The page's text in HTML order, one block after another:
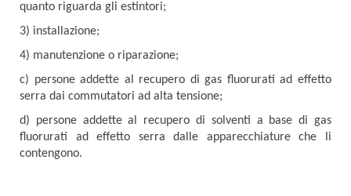
quanto riguarda gli estintori;
3) installazione;
4) manutenzione o riparazione;
c) persone addette al recupero di gas fluorurati ad effetto
serra dai commutatori ad alta tensione;
d) persone addette al recupero di solventi a base di gas
fluorurati ad effetto serra dalle apparecchiature che li
contengono.